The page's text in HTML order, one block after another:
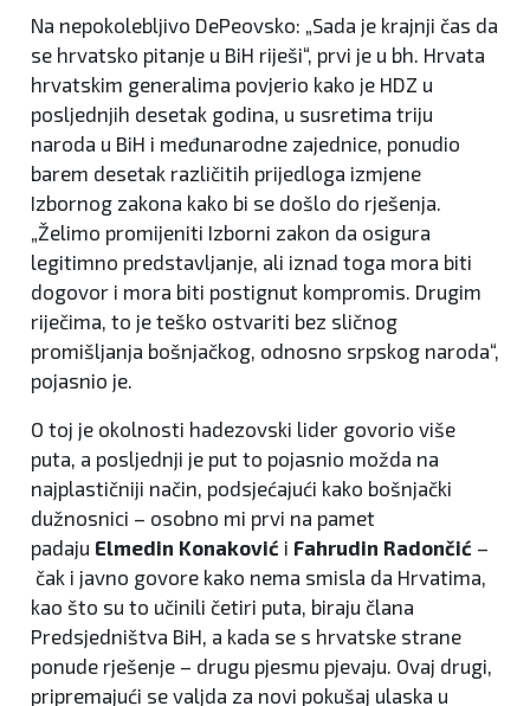
Na nepokolebljivo DePeovsko: „Sada je krajnji čas da
se hrvatsko pitanje u BiH riješi“, prvi je u bh. Hrvata
hrvatskim generalima povjerio kako je HDZ u
posljednjih desetak godina, u susretima triju
naroda u BiH i međunarodne zajednice, ponudio
barem desetak različitih prijedloga izmjene
Izbornog zakona kako bi se došlo do rješenja.
„Želimo promijeniti Izborni zakon da osigura
legitimno predstavljanje, ali iznad toga mora biti
dogovor i mora biti postignut kompromis. Drugim
riječima, to je teško ostvariti bez sličnog
promišljanja bošnjačkog, odnosno srpskog naroda“,
pojasnio je.
O toj je okolnosti hadezovski lider govorio više
puta, a posljednji je put to pojasnio možda na
najplastičniji način, podsjećajući kako bošnjački
dužnosnici – osobno mi prvi na pamet
padaju Elmedin Konaković i Fahrudin Radončić –
čak i javno govore kako nema smisla da Hrvatima,
kao što su to učinili četiri puta, biraju člana
Predsjedništva BiH, a kada se s hrvatske strane
ponude rješenje – drugu pjesmu pjevaju. Ovaj drugi,
pripremajući se valjda za novi pokušaj ulaska u